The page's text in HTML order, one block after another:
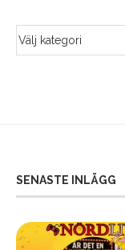
SENASTE INLÄGG